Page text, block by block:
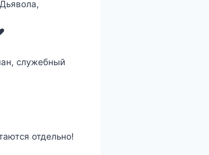
служебный
отдельно!